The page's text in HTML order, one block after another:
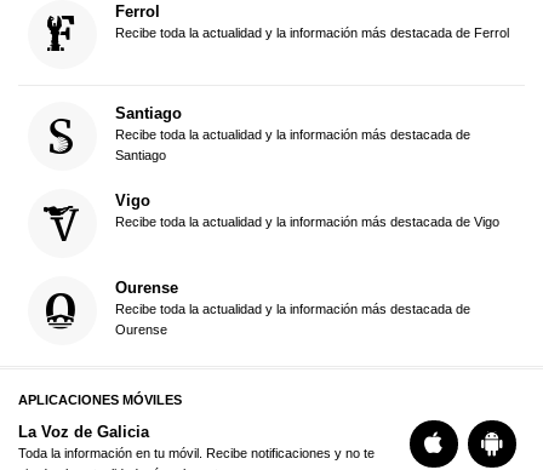
Ferrol
Recibe toda la actualidad y la información más destacada de Ferrol
Santiago
Recibe toda la actualidad y la información más destacada de
Santiago
Vigo
Recibe toda la actualidad y la información más destacada de Vigo
Ourense
Recibe toda la actualidad y la información más destacada de
Ourense
APLICACIONES MÓVILES
La Voz de Galicia
Toda la información en tu móvil. Recibe notificaciones y no te